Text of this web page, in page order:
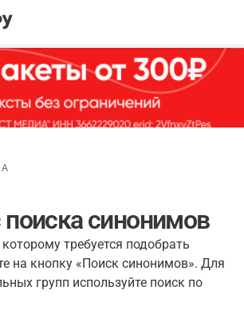
А
синонимов
требуется подобрать
на кнопку «Поиск синонимов». Для
групп используйте поиск по